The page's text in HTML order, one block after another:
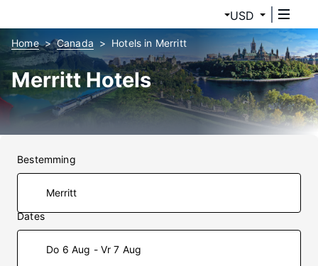
USD
Home Canada Hotels in Merritt
Merritt Hotels
Bestemming
Dates
Do 6 Aug - Vr 7 Aug